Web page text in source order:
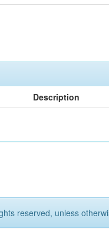
Description
reserved, unless